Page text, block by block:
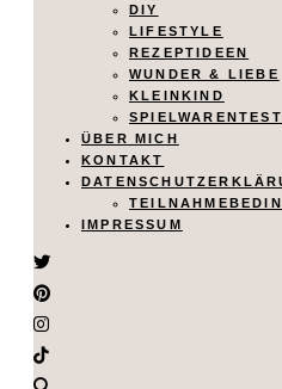
DIY
LIFESTYLE
REZEPTIDEEN
WUNDER & LIEBE
KLEINKIND
SPIELWARENTEST
ÜBER MICH
KONTAKT
IMPRESSUM